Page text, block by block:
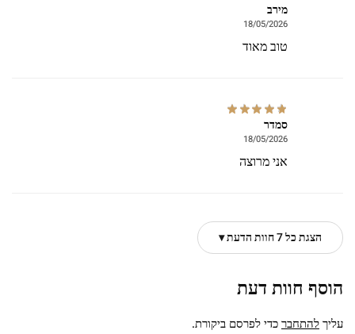
מירב
18/05/2026
טוב מאוד
סמדר
18/05/2026
אני מרוצה
הצגת כל 7 חוות הדעת ▾
הוסף חוות דעת
עליךלהתחברכדי לפרסם ביקורת.